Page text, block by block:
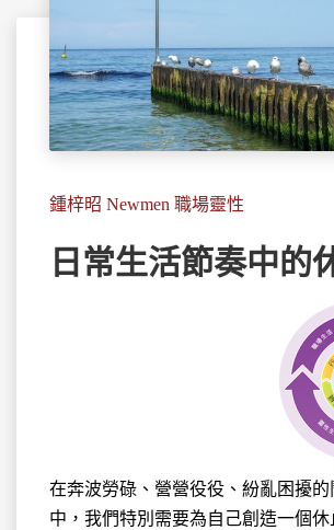
鍾梓昭 Newmen 職場靈性
日常生活節奏中的
在奔波勞碌、營營役役、紛亂困擾的
中，我們特別需要為自己創造一個